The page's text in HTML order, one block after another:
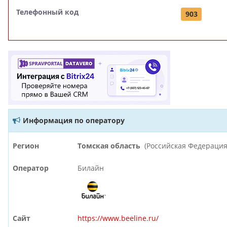
Телефонный код 903
Информация по оператору
Регион Томская область (Российская
Оператор Билайн
Сайт https://www.beeline.ru/